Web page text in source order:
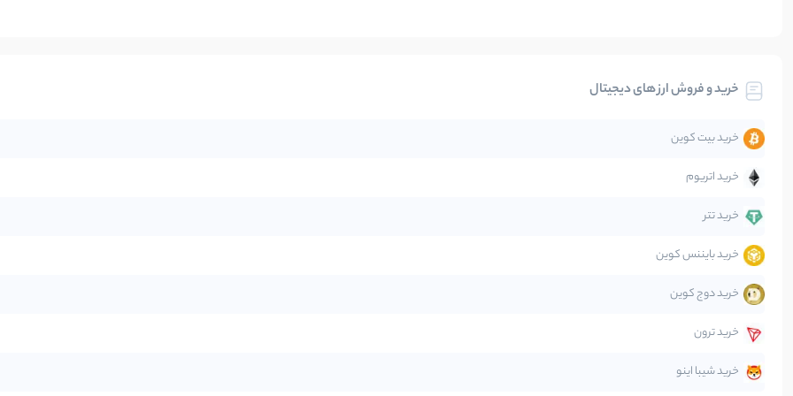
تحلیل
جهان
دیفای
صرافی‌ها
قانون‌گذاری
متاورس
خرید و فروش ارز های دیجیتال
خرید بیت کوین
خرید اتریوم
خرید تتر
خرید بایننس کوین
خرید دوج کوین
خرید ترون
خرید شیبا اینو